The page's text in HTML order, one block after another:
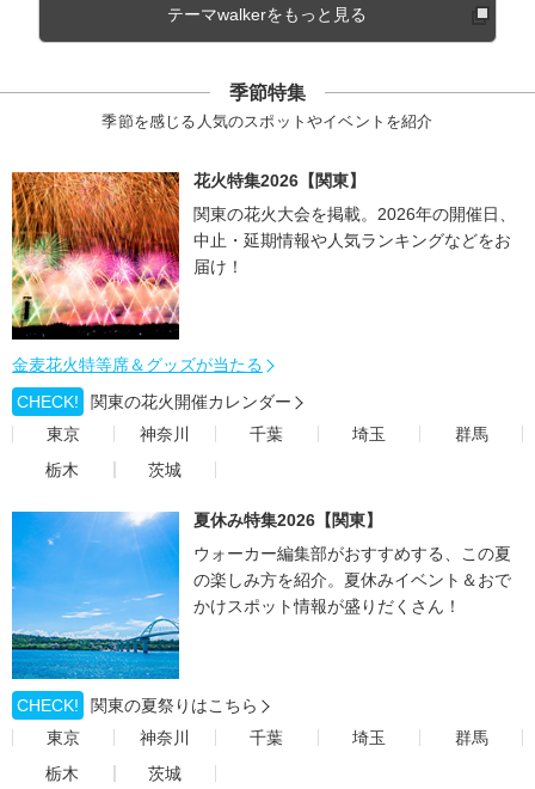
テーマwalkerをもっと見る
季節特集
季節を感じる人気のスポットやイベントを紹介
花火特集2026【関東】
関東の花火大会を掲載。2026年の開催日、
中止・延期情報や人気ランキングなどをお
届け！
金麦花火特等席＆グッズが当たる
CHECK!
関東の花火開催カレンダー
東京
神奈川 千葉 埼玉
群馬
栃木
茨城
夏休み特集2026【関東】
ウォーカー編集部がおすすめする、この夏
の楽しみ方を紹介。夏休みイベント＆おで
かけスポット情報が盛りだくさん！
CHECK!
関東の夏祭りはこちら
東京
神奈川 千葉 埼玉
群馬
栃木
茨城